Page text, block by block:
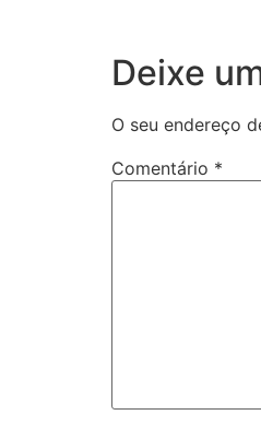
Deixe
O seu endereço
Comentário *